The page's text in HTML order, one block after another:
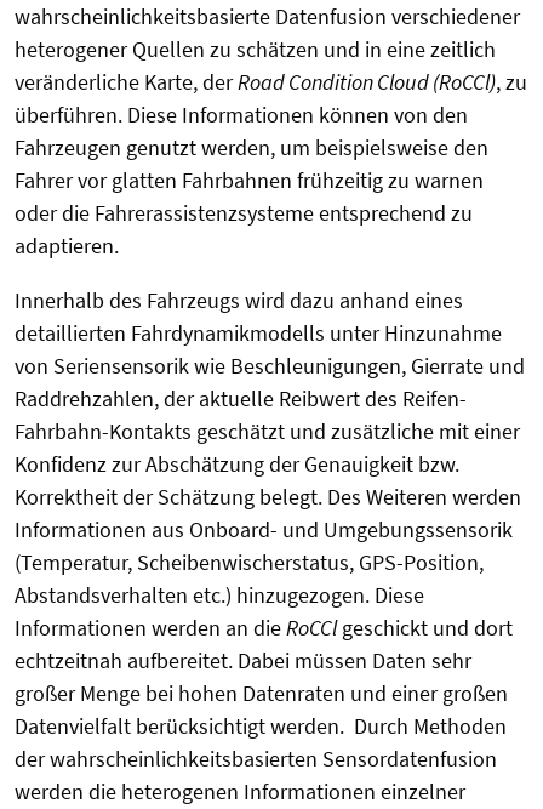
wahrscheinlichkeitsbasierte Datenfusion verschiedener
heterogener Quellen zu schätzen und in eine zeitlich
veränderliche Karte, derRoad Condition Cloud (RoCCl), zu
überführen. Diese Informationen können von den
Fahrzeugen genutzt werden, um beispielsweise den
Fahrer vor glatten Fahrbahnen frühzeitig zu warnen
oder die Fahrerassistenzsysteme entsprechend zu
adaptieren.
Innerhalb des Fahrzeugs wird dazu anhand eines
detaillierten Fahrdynamikmodells unter Hinzunahme
von Seriensensorik wie Beschleunigungen, Gierrate und
Raddrehzahlen, der aktuelle Reibwert des Reifen-
Fahrbahn-Kontakts geschätzt und zusätzliche mit einer
Konfidenz zur Abschätzung der Genauigkeit bzw.
Korrektheit der Schätzung belegt. Des Weiteren werden
Informationen aus Onboard- und Umgebungssensorik
(Temperatur, Scheibenwischerstatus, GPS-Position,
Abstandsverhalten etc.) hinzugezogen. Diese
Informationen werden an dieRoCClgeschickt und dort
echtzeitnah aufbereitet. Dabei müssen Daten sehr
großer Menge bei hohen Datenraten und einer großen
Datenvielfalt berücksichtigt werden. Durch Methoden
der wahrscheinlichkeitsbasierten Sensordatenfusion
werden die heterogenen Informationen einzelner